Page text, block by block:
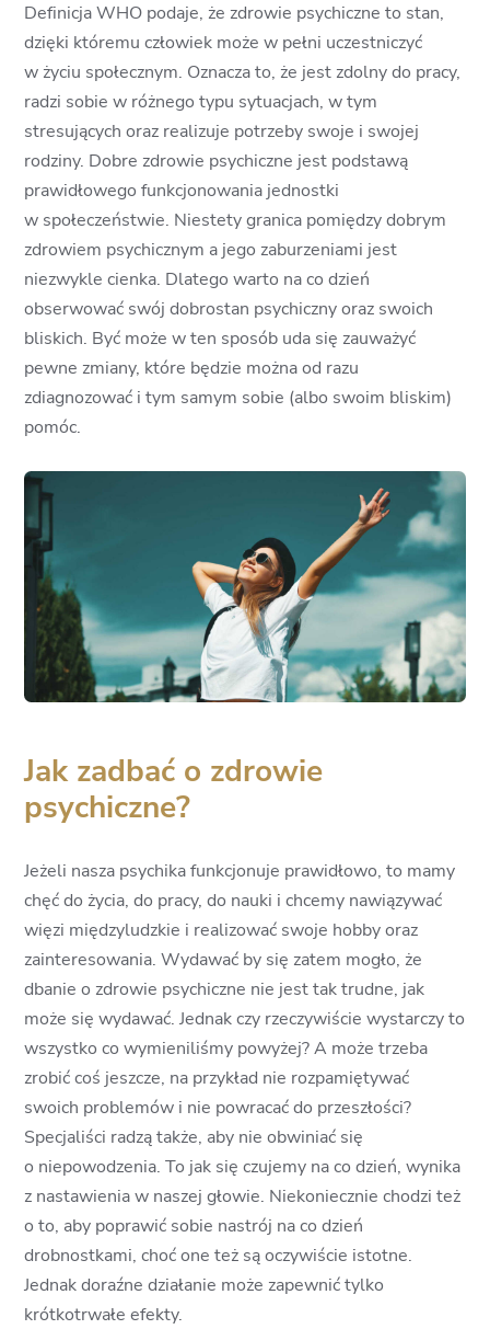
Definicja WHO podaje, że zdrowie psychiczne to stan,
dzięki któremu człowiek może w pełni uczestniczyć
w życiu społecznym. Oznacza to, że jest zdolny do pracy,
radzi sobie w różnego typu sytuacjach, w tym
stresujących oraz realizuje potrzeby swoje i swojej
rodziny. Dobre zdrowie psychiczne jest podstawą
prawidłowego funkcjonowania jednostki
w społeczeństwie. Niestety granica pomiędzy dobrym
zdrowiem psychicznym a jego zaburzeniami jest
niezwykle cienka. Dlatego warto na co dzień
obserwować swój dobrostan psychiczny oraz swoich
bliskich. Być może w ten sposób uda się zauważyć
pewne zmiany, które będzie można od razu
zdiagnozować i tym samym sobie (albo swoim bliskim)
pomóc.
Jak zadbać o zdrowie
psychiczne?
Jeżeli nasza psychika funkcjonuje prawidłowo, to mamy
chęć do życia, do pracy, do nauki i chcemy nawiązywać
więzi międzyludzkie i realizować swoje hobby oraz
zainteresowania. Wydawać by się zatem mogło, że
dbanie o zdrowie psychiczne nie jest tak trudne, jak
może się wydawać. Jednak czy rzeczywiście wystarczy to
wszystko co wymieniliśmy powyżej? A może trzeba
zrobić coś jeszcze, na przykład nie rozpamiętywać
swoich problemów i nie powracać do przeszłości?
Specjaliści radzą także, aby nie obwiniać się
o niepowodzenia. To jak się czujemy na co dzień, wynika
z nastawienia w naszej głowie. Niekoniecznie chodzi też
o to, aby poprawić sobie nastrój na co dzień
drobnostkami, choć one też są oczywiście istotne.
Jednak doraźne działanie może zapewnić tylko
krótkotrwałe efekty.